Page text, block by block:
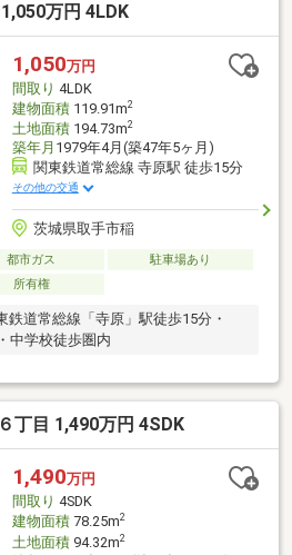
万円 4LDK
1,050万円
間取り 4LDK
建物面積119.91m2
土地面積194.73m2
築年月 1979年4月(築47年5ヶ月)
関東鉄道常総線 寺原駅 徒歩15分
その他の交通
茨城県取手市稲
都市ガス
駐車場あり
所有権
鉄道常総線「寺原」駅徒歩15分・
中学校徒歩圏内
丁目 1,490万円 4SDK
1,490万円
間取り 4SDK
建物面積78.25m2
土地面積94.32m2